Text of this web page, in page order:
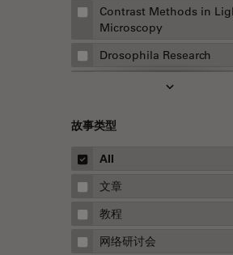
Contrast Methods in
Microscopy
Drosophila Research
EMBL 成像中心
FluoSync
HyD检测器（磷砷化镓混合
器）
Inverted Microscopy
故事类型
All
文章
教程
网络研讨会